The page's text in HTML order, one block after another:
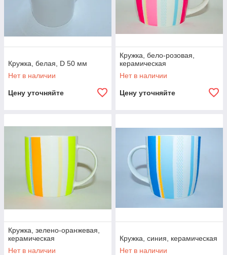
Кружка, белая, D 50 мм
Нет в наличии
Цену уточняйте
Кружка, бело-розовая,
керамическая
Нет в наличии
Цену уточняйте
Кружка, зелено-оранжевая,
керамическая
Нет в наличии
Кружка, синия, керамическая
Нет в наличии